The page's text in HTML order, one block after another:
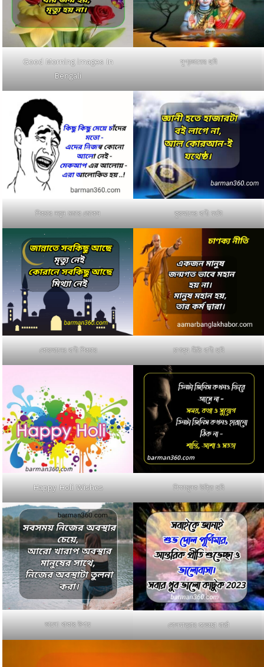
Good Morning images In
Bengali
সুপ্রভাতের ছবি
পিকচার নতুন মজার জোকস কুরআনের বাণী ফটো
কোরআনের বাণী পিকচার চাণক্য নীতি বাণী ছবি
Happy Holi Wishes শিক্ষামূলক উক্তি ছবি
ভালো থাকার উপায় দোলযাত্রার শুভেচ্ছা বার্তা